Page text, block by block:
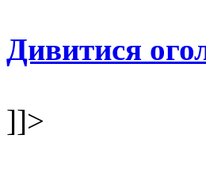
Дивитися
]]>